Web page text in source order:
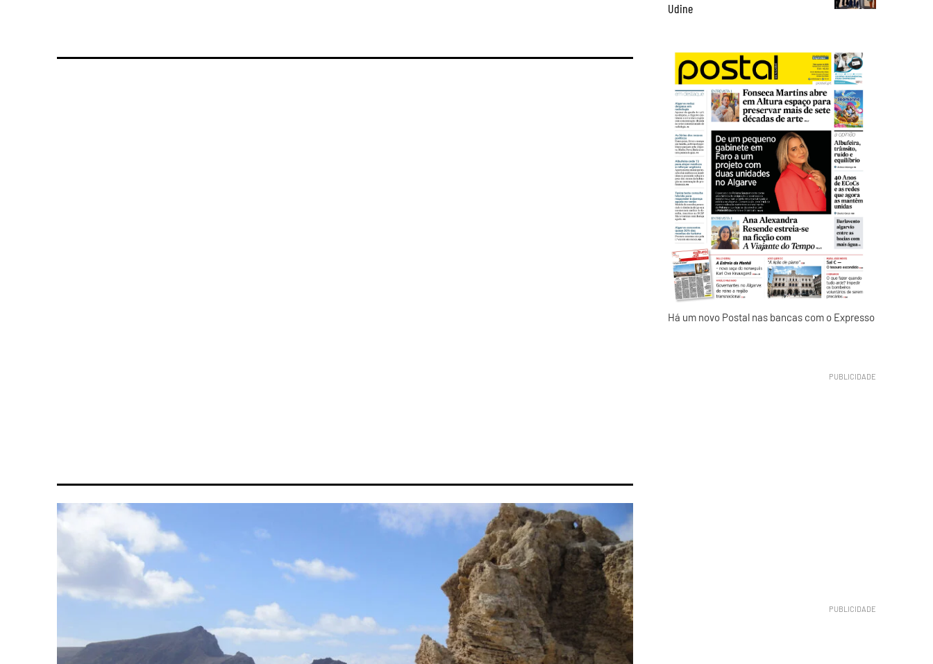
Udine
Há um novo Postal nas bancas com o Expresso